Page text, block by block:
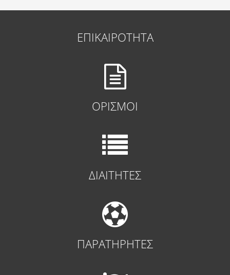
ΕΠΙΚΑΙΡΟΤΗΤΑ
ΟΡΙΣΜΟΙ
ΔΙΑΙΤΗΤΕΣ
ΠΑΡΑΤΗΡΗΤΕΣ